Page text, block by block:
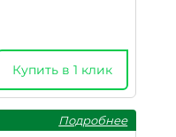
Купить в 1 клик
Подробнее